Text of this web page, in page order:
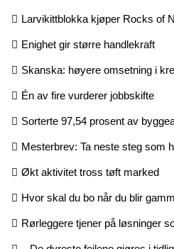
Larvikittblokka kjøper Rocks of
Enighet gir større handlekraft
Skanska: høyere omsetning i
Én av fire vurderer jobbskifte
Sorterte 97,54 prosent av
Mesterbrev: Ta neste steg som
Økt aktivitet tross tøft marked
Hvor skal du bo når du blir
Rørleggere tjener på løsninger